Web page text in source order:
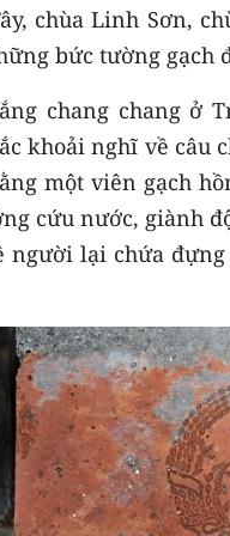
chùa Linh Sơn,
bức tường gạch
chang chang ở
khoải nghĩ về câu
một viên gạch
cứu nước, giành
người lại chứa